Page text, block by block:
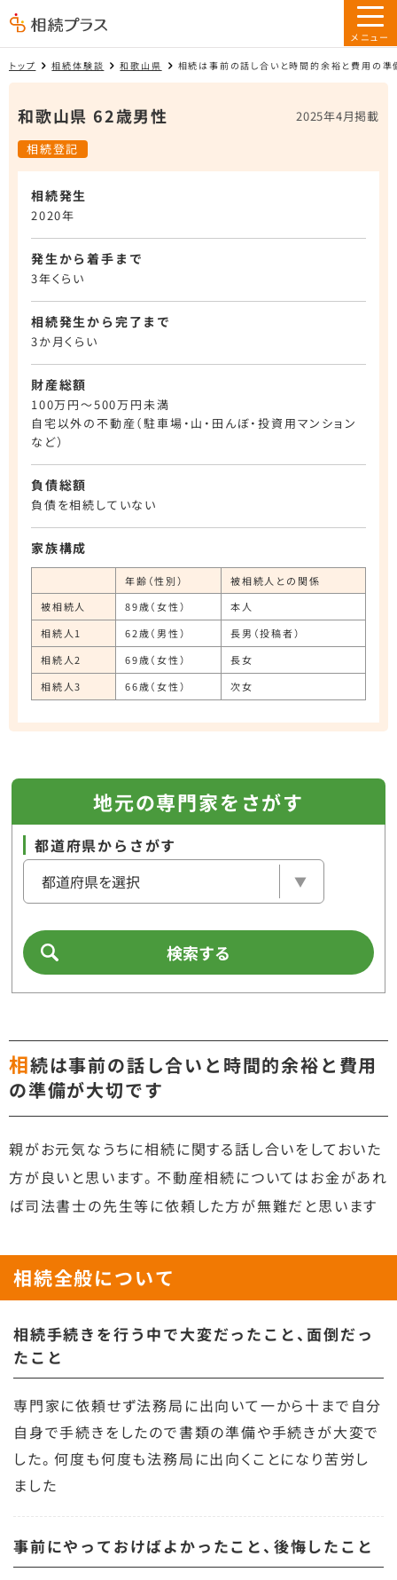
トップ 相続体験談 和歌山県 相続は事前の話し合いと時間的余裕と費用の準
和歌山県 62歳男性
2025年4月掲載
相続登記
相続発生
2020年
発生から着手まで
3年くらい
相続発生から完了まで
3か月くらい
財産総額
100万円～500万円未満
自宅以外の不動産（駐車場・山・田んぼ・投資用マンション
など）
負債総額
負債を相続していない
家族構成
年齢（性別）
被相続人との関係
被相続人
89歳（女性）
本人
相続人1
62歳（男性）
長男（投稿者）
相続人2
69歳（女性）
長女
相続人3
66歳（女性） 次女
地元の専門家をさがす
都道府県からさがす
検索する
相続は事前の話し合いと時間的余裕と費用
の準備が大切です
親がお元気なうちに相続に関する話し合いをしておいた
方が良いと思います。不動産相続についてはお金があれ
ば司法書士の先生等に依頼した方が無難だと思います
相続全般について
相続手続きを行う中で大変だったこと、面倒だっ
たこと
専門家に依頼せず法務局に出向いて一から十まで自分
自身で手続きをしたので書類の準備や手続きが大変で
した。何度も何度も法務局に出向くことになり苦労し
ました
事前にやっておけばよかったこと、後悔したこと